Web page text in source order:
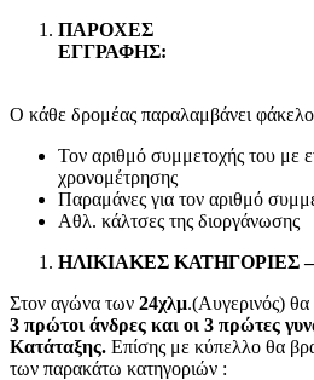
ΠΑΡΟΧΕΣ
Ο κάθε δρομέας παραλαμβάνει φάκελο
Τον αριθμό συμμετοχής του με
χρονομέτρησης
Παραμάνες για τον αριθμό
Αθλ. κάλτσες της διοργάνωσης
ΗΛΙΚΙΑΚΕΣ ΚΑΤΗΓΟΡΙΕΣ
Στον αγώνα των 24χλμ.(Αυγερινός)
3 πρώτοι άνδρες και οι 3 πρώτες
Κατάταξης. Επίσης με κύπελλο θα
των παρακάτω κατηγοριών :